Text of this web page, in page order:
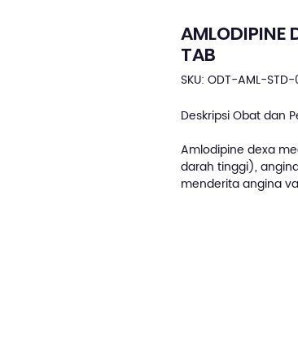
AMLODIPINE
TAB
SKU: ODT-AML-
Deskripsi Obat dan
Amlodipine dexa
darah tinggi),
menderita angina